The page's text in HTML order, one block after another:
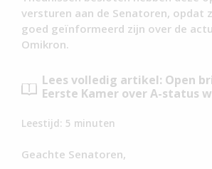
versturen aan de Senatoren, opdat
goed geïnformeerd zijn over de
Omikron.
Lees volledig artikel: Open
Eerste Kamer over A-status
Leestijd: 5 minuten
Geachte Senatoren,